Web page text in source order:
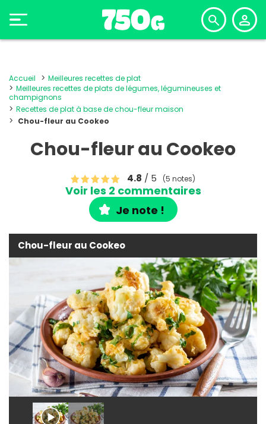
Accueil
Meilleures recettes de plat
Meilleures recettes de plats de légumes, légumineuses et
champignons
Recettes de plat à base de chou-fleur maison
Chou-fleur au Cookeo
Chou-fleur au Cookeo
4.8 / 5 (5 notes)
Voir les 2 commentaires
Je note !
Chou-fleur au Cookeo